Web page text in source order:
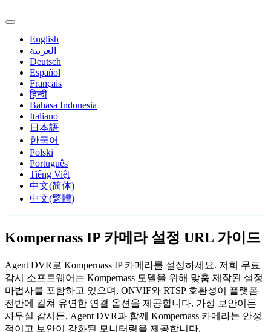
English
العربية
Deutsch
Español
Français
हिन्दी
Bahasa Indonesia
Italiano
日本語
한국어
Polski
Português
Tiếng Việt
中文(简体)
中文(繁體)
Kompernass IP 카메라 설정 URL 가이드
Agent DVR로 Kompernass IP 카메라를 설정하세요. 저희 무료
감시 소프트웨어는 Kompernass 모델을 위해 맞춤 제작된 설정
마법사를 포함하고 있으며, ONVIF와 RTSP 호환성이 플랫폼
전반에 걸쳐 유연한 연결 옵션을 제공합니다. 가정 보안이든
사무실 감시든, Agent DVR과 함께 Kompernass 카메라는 안정
적이고 보안이 강화된 모니터링을 제공합니다.